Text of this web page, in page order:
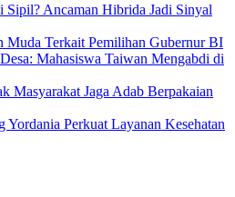
Sipil? Ancaman Hibrida Jadi Sinyal
Muda Terkait Pemilihan Gubernur BI
Mahasiswa Taiwan Mengabdi di
Masyarakat Jaga Adab Berpakaian
Perkuat Layanan Kesehatan